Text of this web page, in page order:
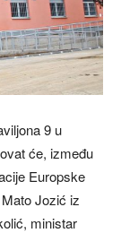
9 u
će, između
Europske
Jozić iz
ministar